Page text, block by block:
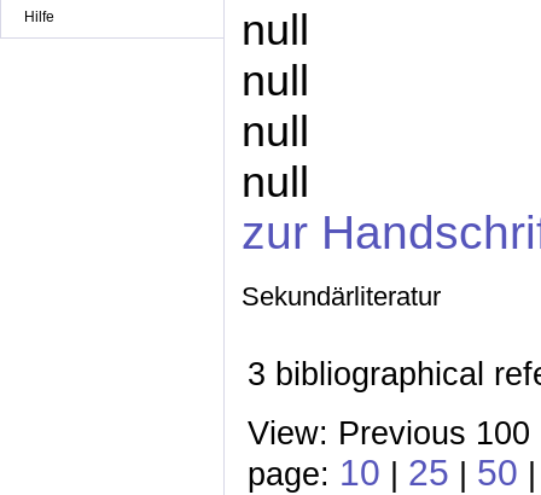
Hilfe
null
null
null
null
zur
Sekundärliteratur
3 bibliographical
View: Previous
page: 10 | 25 | 50